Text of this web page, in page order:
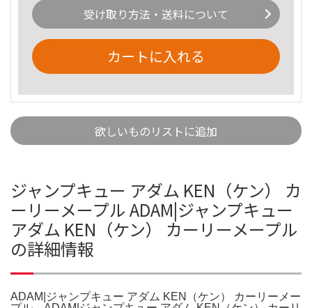
受け取り方法・送料について
カートに入れる
欲しいものリストに追加
ジャンプキュー アダム KEN（ケン） カ
ーリーメープル ADAM|ジャンプキュー
アダム KEN（ケン） カーリーメープル
の詳細情報
ADAM|ジャンプキュー アダム KEN（ケン） カーリーメー